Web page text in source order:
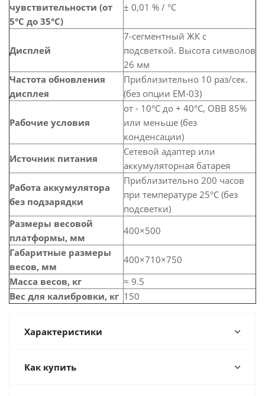
чувствительности (от
5°C до 35°C)
± 0,01 % / °C
Дисплей
7-сегментный ЖК с
подсветкой. Высота символов
26 мм
Частота обновления
дисплея
Приблизительно 10 раз/сек.
(без опции ЕМ-03)
Рабочие условия
от - 10°C до + 40°C, ОВВ 85%
или меньше (без
конденсации)
Источник питания
Сетевой адаптер или
аккумуляторная батарея
Работа аккумулятора
без подзарядки
Приблизительно 200 часов
при температуре 25°C (без
подсветки)
Размеры весовой
платформы, мм
400×500
Габаритные размеры
весов, мм
400×710×750
Масса весов, кг
≈ 9.5
Вес для калибровки, кг 150
Характеристики
Как купить